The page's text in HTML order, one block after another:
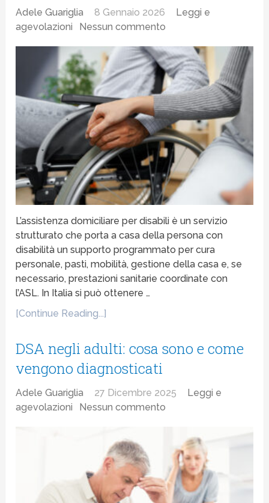
Adele Guariglia 8 Gennaio 2026
Leggi e
agevolazioni
Nessun commento
L’assistenza domiciliare per disabili è un servizio
strutturato che porta a casa della persona con
disabilità un supporto programmato per cura
personale, pasti, mobilità, gestione della casa e, se
necessario, prestazioni sanitarie coordinate con
l’ASL. In Italia si può ottenere …
[Continue Reading...]
DSA negli adulti: cosa sono e come
vengono diagnosticati
Adele Guariglia 27 Dicembre 2025
Leggi e
agevolazioni
Nessun commento